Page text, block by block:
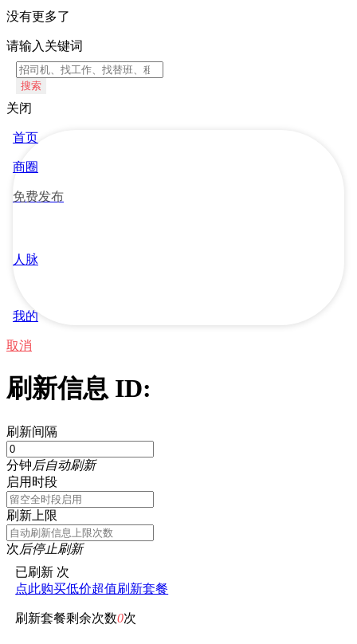
没有更多了
请输入关键词
搜索
关闭
首页
商圈
免费发布
人脉
我的
取消
刷新信息 ID:
刷新间隔
分钟后自动刷新
启用时段
刷新上限
次后停止刷新
已刷新 次
点此购买低价超值刷新套餐
刷新套餐剩余次数0次